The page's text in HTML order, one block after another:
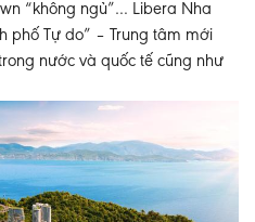
“không ngủ”… Libera Nha
phố Tự do” – Trung tâm mới
nước và quốc tế cũng như